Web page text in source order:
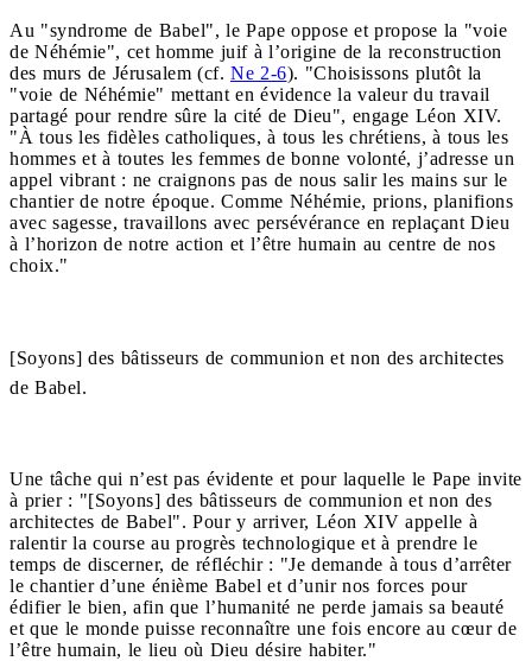
Au "syndrome de Babel", le Pape oppose et propose la "voie
de Néhémie", cet homme juif à l’origine de la reconstruction
des murs de Jérusalem (cf. Ne 2-6). "Choisissons plutôt la
"voie de Néhémie" mettant en évidence la valeur du travail
partagé pour rendre sûre la cité de Dieu", engage Léon XIV.
"À tous les fidèles catholiques, à tous les chrétiens, à tous les
hommes et à toutes les femmes de bonne volonté, j’adresse un
appel vibrant : ne craignons pas de nous salir les mains sur le
chantier de notre époque. Comme Néhémie, prions, planifions
avec sagesse, travaillons avec persévérance en replaçant Dieu
à l’horizon de notre action et l’être humain au centre de nos
choix."
[Soyons] des bâtisseurs de communion et non des architectes
de Babel.
Une tâche qui n’est pas évidente et pour laquelle le Pape invite
à prier : "[Soyons] des bâtisseurs de communion et non des
architectes de Babel". Pour y arriver, Léon XIV appelle à
ralentir la course au progrès technologique et à prendre le
temps de discerner, de réfléchir : "Je demande à tous d’arrêter
le chantier d’une énième Babel et d’unir nos forces pour
édifier le bien, afin que l’humanité ne perde jamais sa beauté
et que le monde puisse reconnaître une fois encore au cœur de
l’être humain, le lieu où Dieu désire habiter."